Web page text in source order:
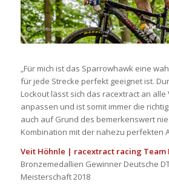
„Für mich ist das Sparrowhawk eine
für jede Strecke perfekt geeignet ist.
Lockout lässt sich das racextract an
anpassen und ist somit immer die
auch auf Grund des bemerkenswert
Kombination mit der nahezu perfekten
Veit Höhnle | racextract racing Team
Bronzemedallien Gewinner Deutsche
Meisterschaft 2018